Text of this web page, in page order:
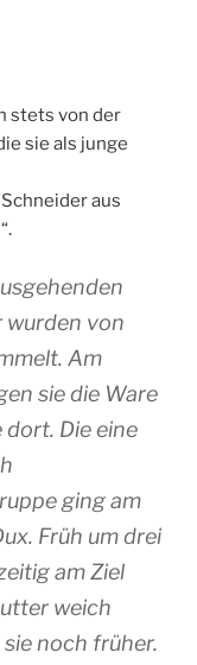
stets von der
sie als junge
aus
wurden von
Am
sie die Ware
Die eine
ging am
Früh um drei
am Ziel
weich
noch früher.